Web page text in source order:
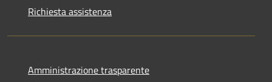
Richiesta assistenza
Amministrazione trasparente